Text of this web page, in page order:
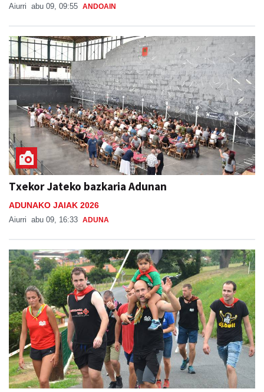
Aiurri abu 09, 09:55 ANDOAIN
Txekor Jateko bazkaria Adunan
ADUNAKO JAIAK 2026
Aiurri abu 09, 16:33 ADUNA